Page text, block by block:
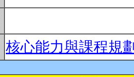
核心能力與課程規